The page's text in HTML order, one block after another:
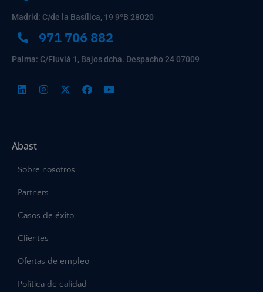
Madrid: C/de la Basílica, 19 9ºB 28020
971 706 882
Palma: C/Fluvià 1, Bajos dcha. Despacho 24 07009
Abast
Sobre nosotros
Partners
Casos de éxito
Clientes
Ofertas de empleo
Política de calidad